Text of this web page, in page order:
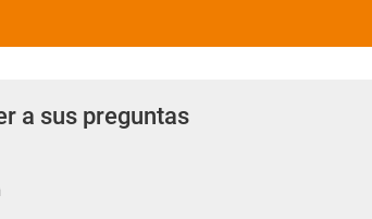
a sus preguntas